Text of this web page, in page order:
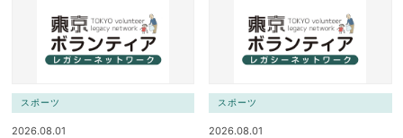
スポーツ
2026.08.01
スポーツ
2026.08.01